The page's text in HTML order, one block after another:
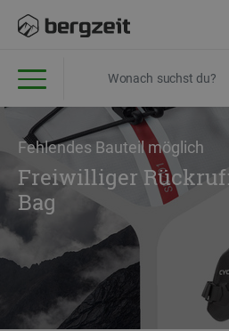
Fehlendes Bauteil möglich
Freiwilliger
Bag